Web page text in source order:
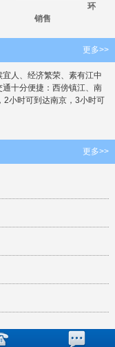
环
销售
更多>>
人、经济繁荣、素有江中
十分便捷：西傍镇江、南
2小时可到达南京，3小时可
更多>>